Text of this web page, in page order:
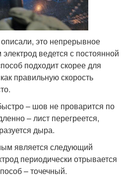
это непрерывное
ведется с постоянной
подходит скорее для
правильную скорость
– шов не проварится по
– лист перегреется,
дыра.
является следующий
периодически отрывается
– точечный.